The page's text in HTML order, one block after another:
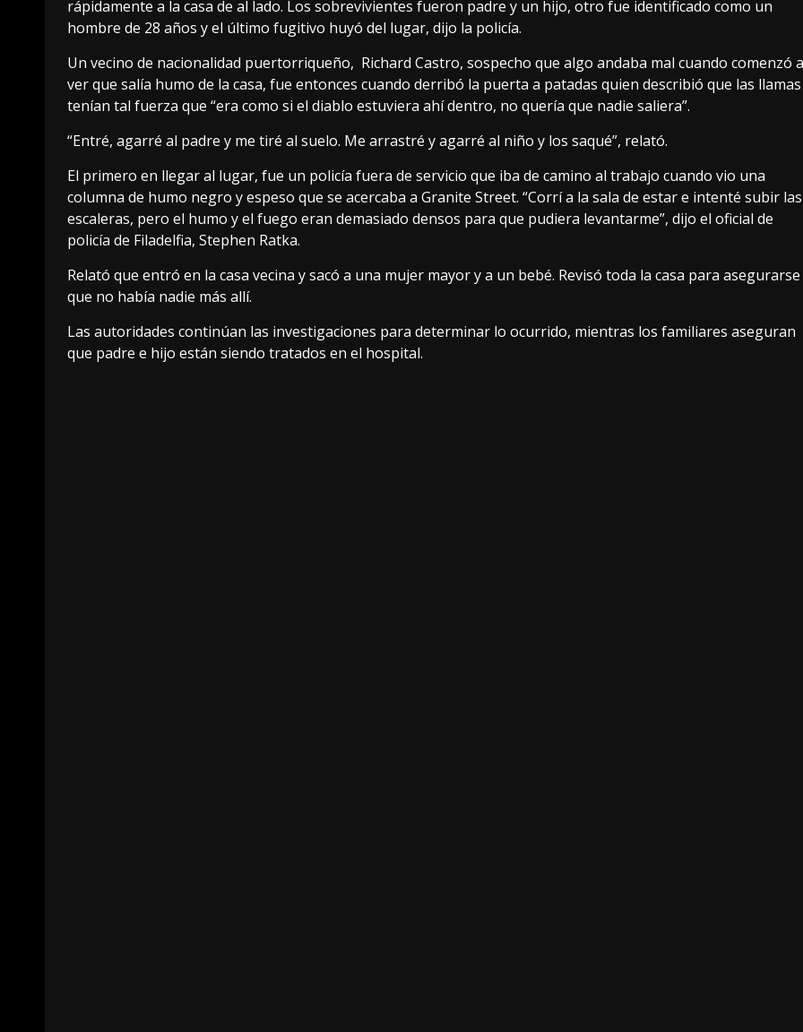
rápidamente a la casa de al lado. Los sobrevivientes fueron padre y un hijo, otro fue identificado como un
hombre de 28 años y el último fugitivo huyó del lugar, dijo la policía.
Un vecino de nacionalidad puertorriqueño, Richard Castro, sospecho que algo andaba mal cuando comenzó a
ver que salía humo de la casa, fue entonces cuando derribó la puerta a patadas quien describió que las llamas
tenían tal fuerza que “era como si el diablo estuviera ahí dentro, no quería que nadie saliera”.
“Entré, agarré al padre y me tiré al suelo. Me arrastré y agarré al niño y los saqué”, relató.
El primero en llegar al lugar, fue un policía fuera de servicio que iba de camino al trabajo cuando vio una
columna de humo negro y espeso que se acercaba a Granite Street. “Corrí a la sala de estar e intenté subir las
escaleras, pero el humo y el fuego eran demasiado densos para que pudiera levantarme”, dijo el oficial de
policía de Filadelfia, Stephen Ratka.
Relató que entró en la casa vecina y sacó a una mujer mayor y a un bebé. Revisó toda la casa para asegurarse
que no había nadie más allí.
Las autoridades continúan las investigaciones para determinar lo ocurrido, mientras los familiares aseguran
que padre e hijo están siendo tratados en el hospital.